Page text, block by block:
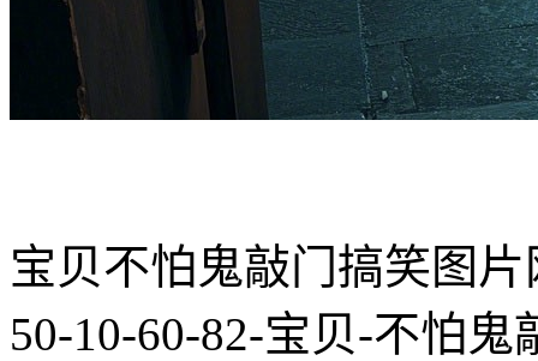
宝贝不怕鬼敲门搞笑图片
50-10-60-82-宝贝-不怕鬼